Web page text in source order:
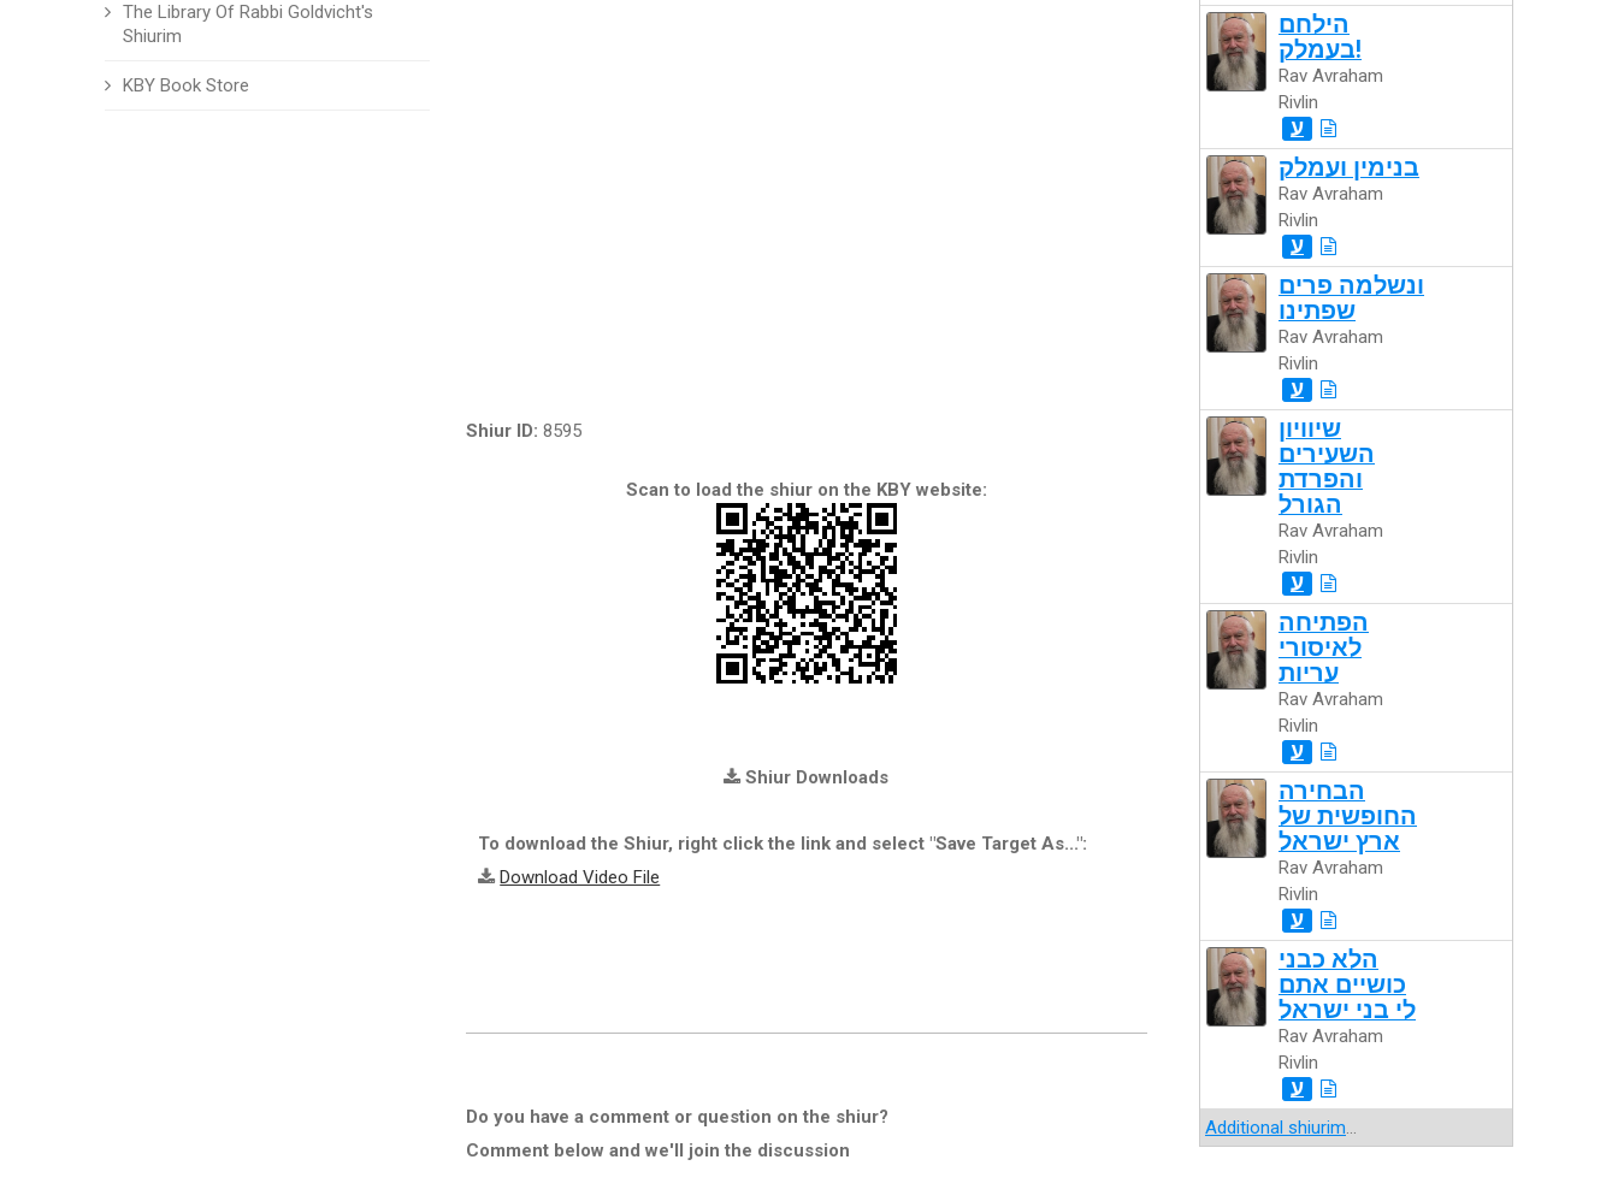
The Library Of Rabbi Goldvicht's
Shiurim
KBY Book Store
Shiur ID: 8595
Scan to load the shiur on the KBY website:
Shiur Downloads
To download the Shiur, right click the link and select "Save Target As...":
Download Video File
Do you have a comment or question on the shiur?
Comment below and we'll join the discussion
הילחם
בעמלק!
Rav Avraham
Rivlin
ע
בנימין ועמלק
Rav Avraham
Rivlin
ע
ונשלמה פרים
שפתינו
Rav Avraham
Rivlin
ע
שיוויון
השעירים
והפרדת
הגורל
Rav Avraham
Rivlin
ע
הפתיחה
לאיסורי
עריות
Rav Avraham
Rivlin
ע
הבחירה
החופשית של
ארץ ישראל
Rav Avraham
Rivlin
ע
הלא כבני
כושיים אתם
לי בני ישראל
Rav Avraham
Rivlin
ע
Additional shiurim...